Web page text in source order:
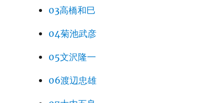
03高橋和巳
04菊池武彦
05文沢隆一
06渡辺忠雄